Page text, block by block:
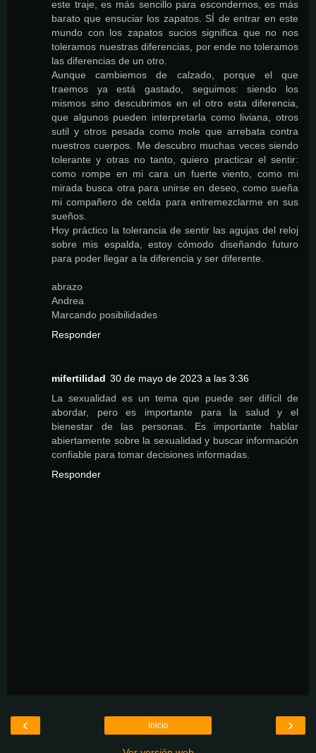
este traje, es más sencillo para escondernos, es más
barato que ensuciar los zapatos. SÍ de entrar en este
mundo con los zapatos sucios significa que no nos
toleramos nuestras diferencias, por ende no toleramos
las diferencias de un otro.
Aunque cambiemos de calzado, porque el que
traemos ya está gastado, seguimos: siendo los
mismos sino descubrimos en el otro esta diferencia,
que algunos pueden interpretarla como liviana, otros
sutil y otros pesada como mole que arrebata contra
nuestros cuerpos. Me descubro muchas veces siendo
tolerante y otras no tanto, quiero practicar el sentir:
como rompe en mi cara un fuerte viento, como mi
mirada busca otra para unirse en deseo, como sueña
mi compañero de celda para entremezclarme en sus
sueños.
Hoy práctico la tolerancia de sentir las agujas del reloj
sobre mis espalda, estoy cómodo diseñando futuro
para poder llegar a la diferencia y ser diferente.
abrazo
Andrea
Marcando posibilidades
Responder
mifertilidad 30 de mayo de 2023 a las 3:36
La sexualidad es un tema que puede ser difícil de
abordar, pero es importante para la salud y el
bienestar de las personas. Es importante hablar
abiertamente sobre la sexualidad y buscar información
confiable para tomar decisiones informadas.
Responder
‹ ›
Inicio